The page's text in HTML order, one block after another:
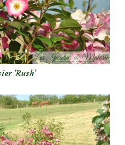
‘Rush’